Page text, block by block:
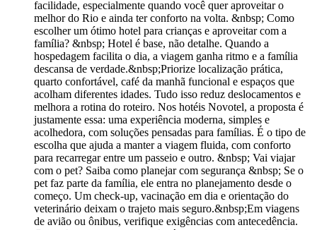
facilidade, especialmente quando você quer aproveitar o
melhor do Rio e ainda ter conforto na volta. &nbsp; Como
escolher um ótimo hotel para crianças e aproveitar com a
família? &nbsp; Hotel é base, não detalhe. Quando a
hospedagem facilita o dia, a viagem ganha ritmo e a família
descansa de verdade.&nbsp;Priorize localização prática,
quarto confortável, café da manhã funcional e espaços que
acolham diferentes idades. Tudo isso reduz deslocamentos e
melhora a rotina do roteiro. Nos hotéis Novotel, a proposta é
justamente essa: uma experiência moderna, simples e
acolhedora, com soluções pensadas para famílias. É o tipo de
escolha que ajuda a manter a viagem fluida, com conforto
para recarregar entre um passeio e outro. &nbsp; Vai viajar
com o pet? Saiba como planejar com segurança &nbsp; Se o
pet faz parte da família, ele entra no planejamento desde o
começo. Um check-up, vacinação em dia e orientação do
veterinário deixam o trajeto mais seguro.&nbsp;Em viagens
de avião ou ônibus, verifique exigências com antecedência.